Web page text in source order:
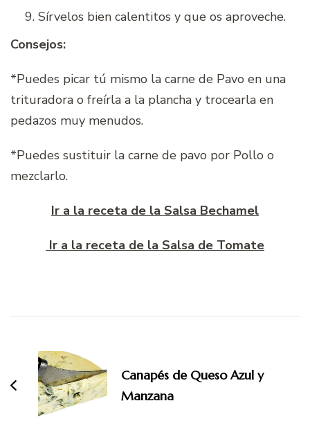
Sírvelos bien calentitos y que os aproveche.
Consejos:
*Puedes picar tú mismo la carne de Pavo en una
trituradora o freírla a la plancha y trocearla en
pedazos muy menudos.
*Puedes sustituir la carne de pavo por Pollo o
mezclarlo.
Ir a la receta de la Salsa Bechamel
Ir a la receta de la Salsa de Tomate
entradas
Canapés de Queso Azul y
Manzana